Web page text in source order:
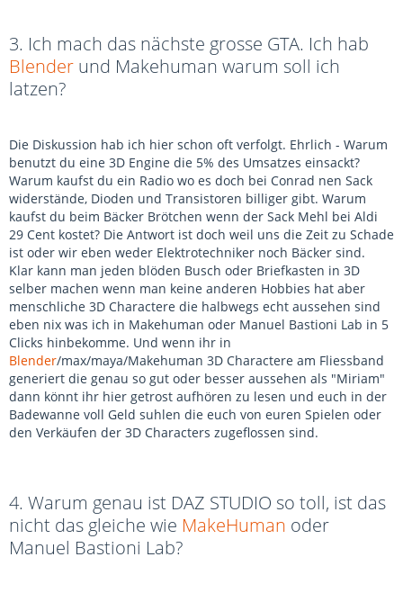
3. Ich mach das nächste grosse GTA. Ich hab
Blender und Makehuman warum soll ich
latzen?
Die Diskussion hab ich hier schon oft verfolgt. Ehrlich - Warum
benutzt du eine 3D Engine die 5% des Umsatzes einsackt?
Warum kaufst du ein Radio wo es doch bei Conrad nen Sack
widerstände, Dioden und Transistoren billiger gibt. Warum
kaufst du beim Bäcker Brötchen wenn der Sack Mehl bei Aldi
29 Cent kostet? Die Antwort ist doch weil uns die Zeit zu Schade
ist oder wir eben weder Elektrotechniker noch Bäcker sind.
Klar kann man jeden blöden Busch oder Briefkasten in 3D
selber machen wenn man keine anderen Hobbies hat aber
menschliche 3D Charactere die halbwegs echt aussehen sind
eben nix was ich in Makehuman oder Manuel Bastioni Lab in 5
Clicks hinbekomme. Und wenn ihr in
Blender/max/maya/Makehuman 3D Charactere am Fliessband
generiert die genau so gut oder besser aussehen als "Miriam"
dann könnt ihr hier getrost aufhören zu lesen und euch in der
Badewanne voll Geld suhlen die euch von euren Spielen oder
den Verkäufen der 3D Characters zugeflossen sind.
4. Warum genau ist DAZ STUDIO so toll, ist das
nicht das gleiche wie MakeHuman oder
Manuel Bastioni Lab?